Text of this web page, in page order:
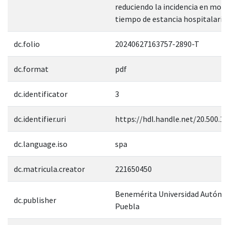
reduciendo la incidencia en
tiempo de estancia
dc.folio 20240627163757-2890-T
dc.format pdf
dc.identificator 3
dc.identifier.uri https://hdl.handle.net/
dc.language.iso spa
dc.matricula.creator 221650450
dc.publisher
Benemérita Universidad
Puebla